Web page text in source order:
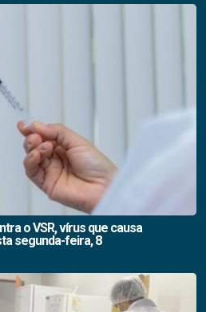
o VSR, vírus que causa
segunda-feira, 8